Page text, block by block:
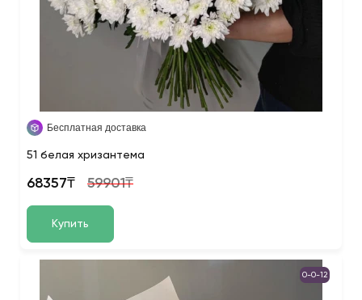
Бесплатная доставка
51 белая хризантема
68357₸ 59901₸
Купить
0-0-12